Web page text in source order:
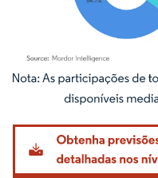
Imagem © Mordor Intelligence.